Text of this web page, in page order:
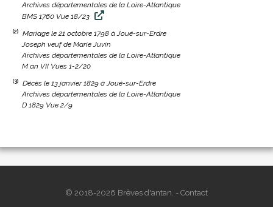
Archives départementales de la Loire-Atlantique
BMS 1760 Vue 18/23
(2)
Mariage le 21 octobre 1798 à Joué-sur-Erdre
Joseph veuf de Marie Juvin
Archives départementales de la Loire-Atlantique
M an VII Vues 1-2/20
(3)
Décès le 13 janvier 1829 à Joué-sur-Erdre
Archives départementales de la Loire-Atlantique
D 1829 Vue 2/9
© 2018-2026 Brèves d'antan. - Contact